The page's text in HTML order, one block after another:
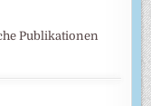
Publikationen